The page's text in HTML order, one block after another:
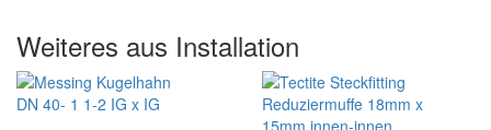
Weiteres aus Installation